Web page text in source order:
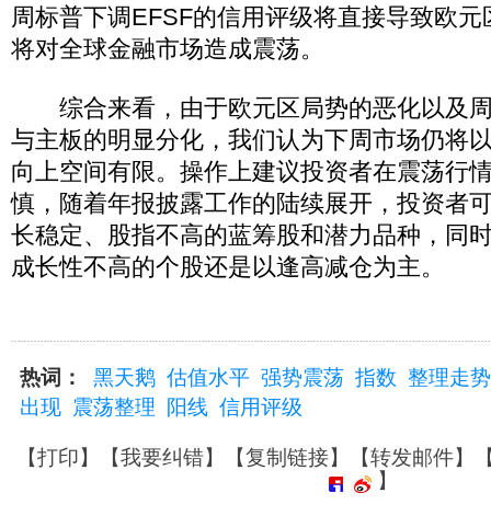
周标普下调EFSF的信用评级将直接导致欧
将对全球金融市场造成震荡。
综合来看，由于欧元区局势的恶化以及
与主板的明显分化，我们认为下周市场仍将
向上空间有限。操作上建议投资者在震荡行
慎，随着年报披露工作的陆续展开，投资者
长稳定、股指不高的蓝筹股和潜力品种，同
成长性不高的个股还是以逢高减仓为主。
热词： 黑天鹅 估值水平 强势震荡 指数 整理走势
出现 震荡整理 阳线 信用评级
【打印】【我要纠错】【复制链接】【转发邮件】
】